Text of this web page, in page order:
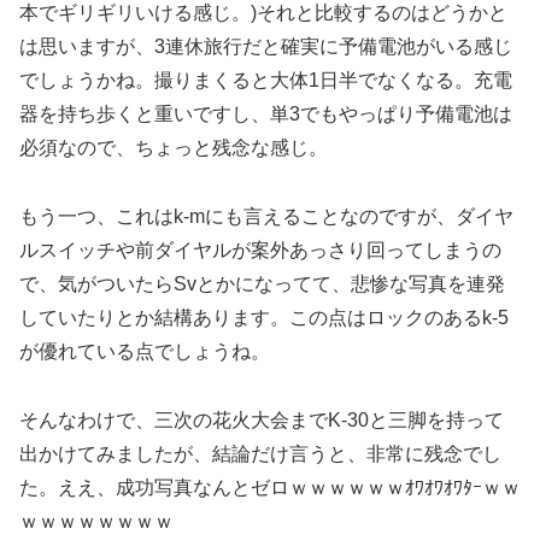
本でギリギリいける感じ。)それと比較するのはどうかと
は思いますが、3連休旅行だと確実に予備電池がいる感じ
でしょうかね。撮りまくると大体1日半でなくなる。充電
器を持ち歩くと重いですし、単3でもやっぱり予備電池は
必須なので、ちょっと残念な感じ。
もう一つ、これはk-mにも言えることなのですが、ダイヤ
ルスイッチや前ダイヤルが案外あっさり回ってしまうの
で、気がついたらSvとかになってて、悲惨な写真を連発
していたりとか結構あります。この点はロックのあるk-5
が優れている点でしょうね。
そんなわけで、三次の花火大会までK-30と三脚を持って
出かけてみましたが、結論だけ言うと、非常に残念でし
た。ええ、成功写真なんとゼロｗｗｗｗｗｗｵﾜｵﾜｵﾜﾀｰｗｗ
ｗｗｗｗｗｗｗｗ